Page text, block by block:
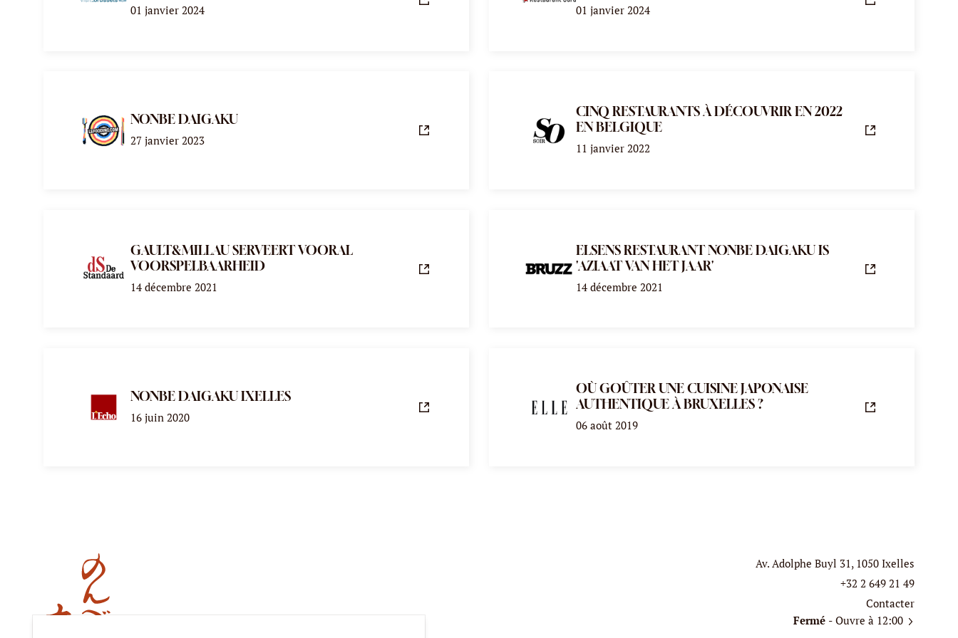
01 janvier 2024 01 janvier 2024
NONBE DAIGAKU
27 janvier 2023
CINQ RESTAURANTS À DÉCOUVRIR EN 2022
EN BELGIQUE
11 janvier 2022
GAULT&MILLAU SERVEERT VOORAL
VOORSPELBAARHEID
14 décembre 2021
ELSENS RESTAURANT NONBE DAIGAKU IS
'AZIAAT VAN HET JAAR'
14 décembre 2021
NONBE DAIGAKU IXELLES
16 juin 2020
OÙ GOÛTER UNE CUISINE JAPONAISE
AUTHENTIQUE À BRUXELLES ?
06 août 2019
Av. Adolphe Buyl 31, 1050 Ixelles
+32 2 649 21 49
Contacter
Fermé- Ouvre à 12:00